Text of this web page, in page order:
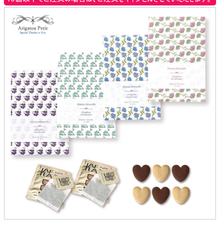
ペーパーアイテム
DIY用品
カタログギフト
ブライダルバッグ
演出用品
内祝い 出産祝い
季節イベント特集
会社概要
よくあるご質問
ドメイン指定受信について